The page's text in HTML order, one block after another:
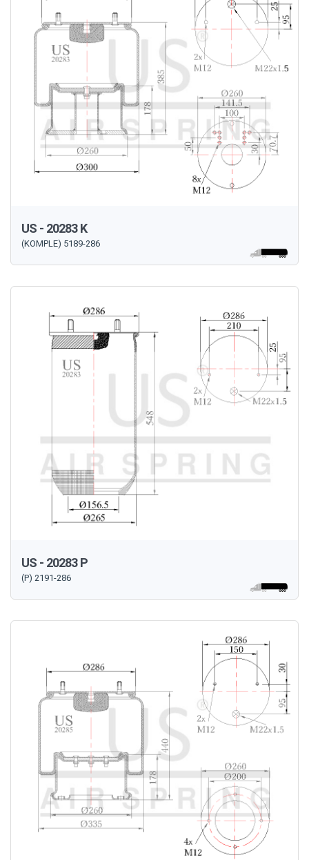
US - 20283 K
(KOMPLE) 5189-286
US - 20283 P
(P) 2191-286